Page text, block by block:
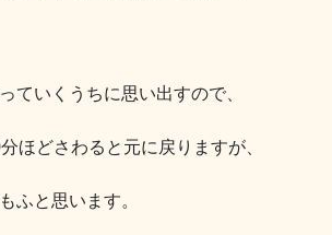
ていくうちに思い出すので、
ほどさわると元に戻りますが、
ふと思います。